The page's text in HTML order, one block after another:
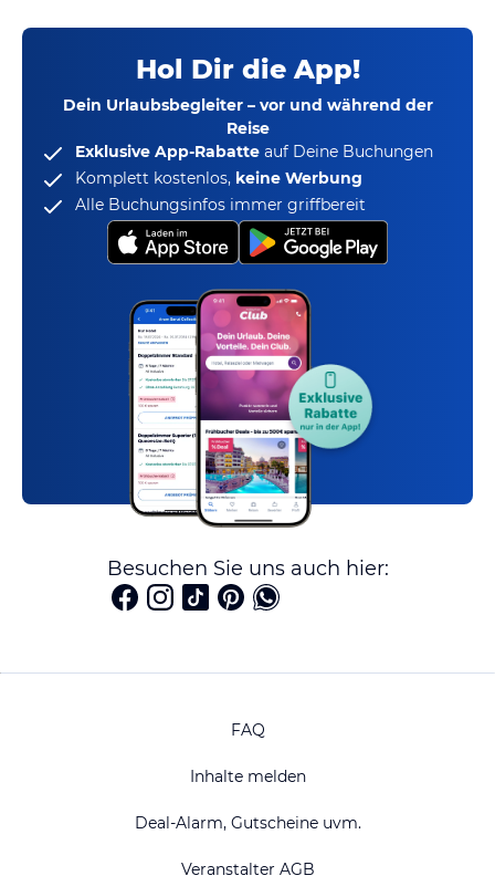
Hol Dir die App!
Dein Urlaubsbegleiter – vor und während der
Reise
Exklusive App-Rabatte auf Deine Buchungen
Komplett kostenlos, keine Werbung
Alle Buchungsinfos immer griffbereit
Besuchen Sie uns auch hier:
FAQ
Inhalte melden
Deal-Alarm, Gutscheine uvm.
Veranstalter AGB